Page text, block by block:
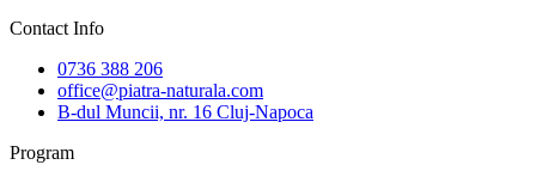
Contact Info
0736 388 206
office@piatra-naturala.com
B-dul Muncii, nr. 16 Cluj-Napoca
Program